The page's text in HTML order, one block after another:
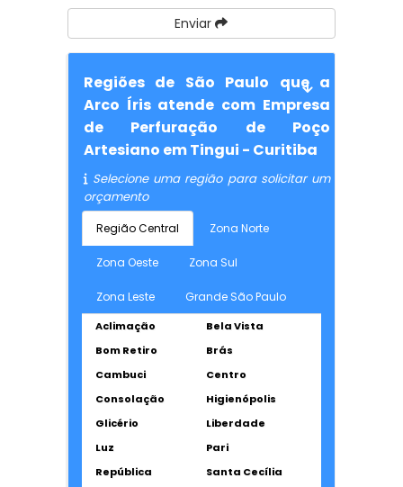
Enviar
Regiões de São Paulo que a
Arco Íris atende com Empresa
de Perfuração de Poço
Artesiano em Tingui - Curitiba
Selecione uma região para solicitar um
orçamento
Região Central Zona Norte
Zona Oeste Zona Sul
Zona Leste Grande São Paulo
Aclimação
Bela Vista
Bom Retiro
Brás
Cambuci
Centro
Consolação
Higienópolis
Glicério
Liberdade
Luz
Pari
República
Santa Cecília